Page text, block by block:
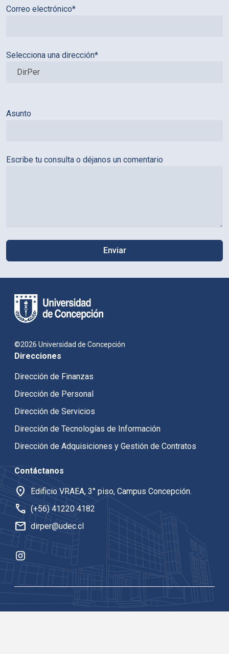
Correo electrónico*
Selecciona una dirección*
Asunto
Escribe tu consulta o déjanos un comentario
Direcciones
Dirección de Finanzas
Dirección de Personal
Dirección de Servicios
Dirección de Tecnologías de Información
Dirección de Adquisiciones y Gestión de Contratos
Contáctanos
location_on Edificio VRAEA, 3° piso, Campus Concepción.
call (+56) 41220 4182
mail dirper@udec.cl
©2026 Universidad de Concepción